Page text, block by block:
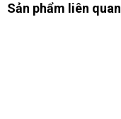
Sản phẩm liên quan